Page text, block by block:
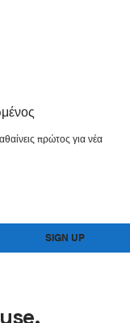
πρώτος για νέα
SIGN UP